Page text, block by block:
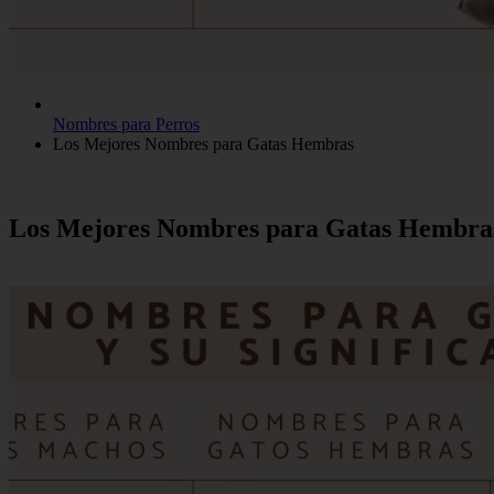
Nombres para Perros
Los Mejores Nombres para Gatas Hembras
Los Mejores Nombres para Gatas